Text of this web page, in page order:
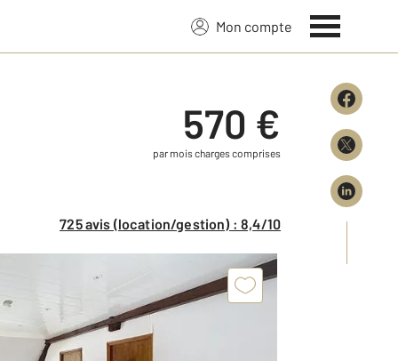
Mon compte
570 €
par mois charges comprises
725 avis (location/gestion) : 8,4/10